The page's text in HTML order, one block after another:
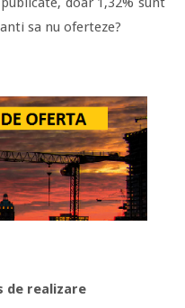
sa nu oferteze?
de realizare